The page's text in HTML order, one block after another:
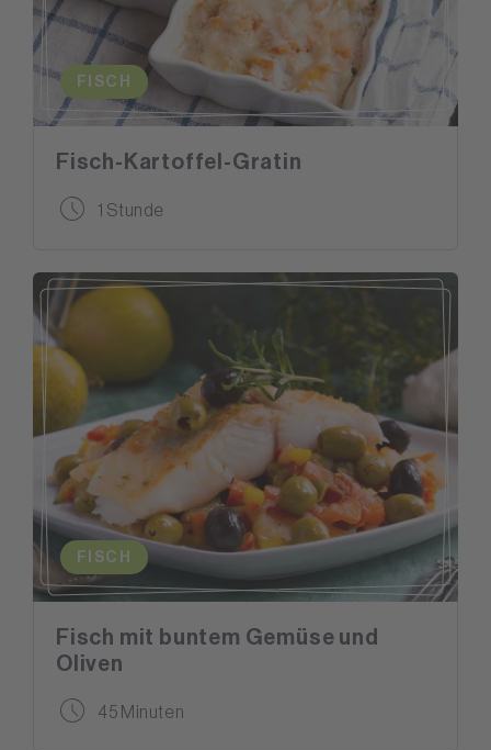
FISCH
Fisch-Kartoffel-Gratin
1 Stunde
FISCH
Fisch mit buntem Gemüse und
Oliven
45 Minuten